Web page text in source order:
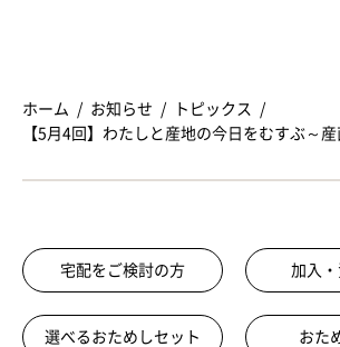
ホーム お知らせ
トピックス
【5月4回】わたしと産地の今日をむすぶ～
宅配をご検討の方 加入
選べるおためしセット おた